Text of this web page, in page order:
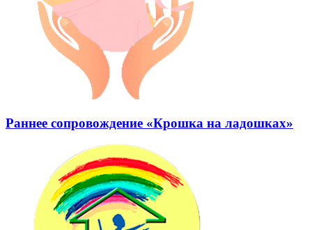
Раннее сопровождение «Крошка на ладошках»